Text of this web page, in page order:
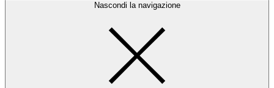
Nascondi la navigazione